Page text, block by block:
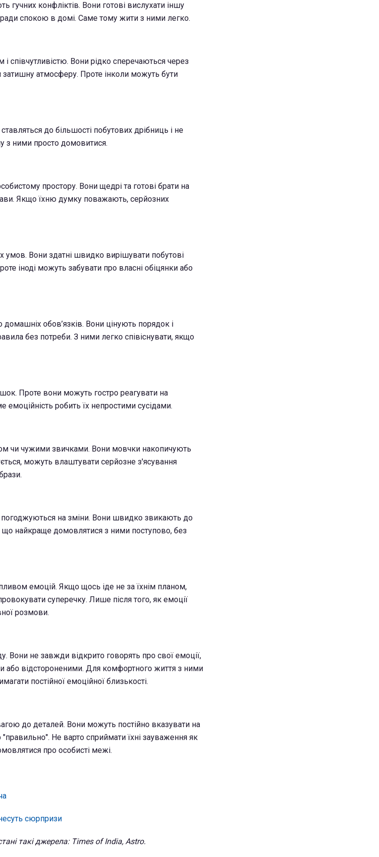
гучних конфліктів. Вони готові вислухати іншу
спокою в домі. Саме тому жити з ними легко.
співчутливістю. Вони рідко сперечаються через
затишну атмосферу. Проте інколи можуть бути
до більшості побутових дрібниць і не
з ними просто домовитися.
простору. Вони щедрі та готові брати на
Якщо їхню думку поважають, серйозних
Вони здатні швидко вирішувати побутові
іноді можуть забувати про власні обіцянки або
обов’язків. Вони цінують порядок і
без потреби. З ними легко співіснувати, якщо
Проте вони можуть гостро реагувати на
емоційність робить їх непростими сусідами.
чи чужими звичками. Вони мовчки накопичують
можуть влаштувати серйозне з'ясування
погоджуються на зміни. Вони швидко звикають до
найкраще домовлятися з ними поступово, без
емоцій. Якщо щось іде не за їхнім планом,
суперечку. Лише після того, як емоції
розмови.
Вони не завжди відкрито говорять про свої емоції,
або відстороненими. Для комфортного життя з ними
постійної емоційної близькості.
до деталей. Вони можуть постійно вказувати на
Не варто сприймати їхні зауваження як
про особисті межі.
сюрпризи
такі джерела: Times of India, Astro.